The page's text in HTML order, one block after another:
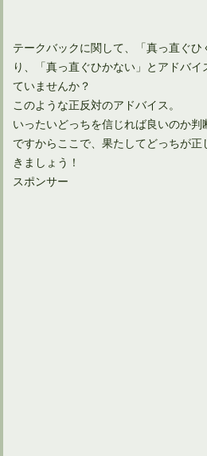
テークバックに関して、「真っ直ぐ
り、「真っ直ぐひかない」とアドバ
ていませんか？
このような正反対のアドバイス。
いったいどっちを信じれば良いのか判
ですからここで、果たしてどっちが
きましょう！
スポンサー